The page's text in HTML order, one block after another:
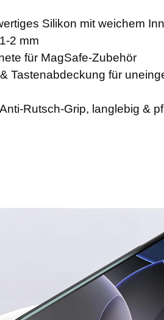
Silikon mit weichem
2 mm
für MagSafe-Zubehör
Tastenabdeckung für
Rutsch-Grip, langlebig &